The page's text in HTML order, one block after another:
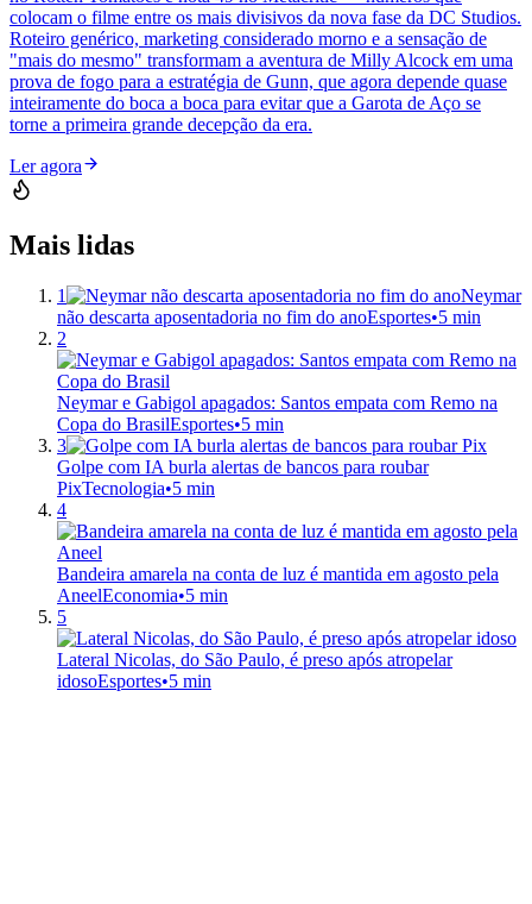
colocam o filme entre os mais divisivos da nova fase da DC Studios.
Roteiro genérico, marketing considerado morno e a sensação de
"mais do mesmo" transformam a aventura de Milly Alcock em uma
prova de fogo para a estratégia de Gunn, que agora depende quase
inteiramente do boca a boca para evitar que a Garota de Aço se
torne a primeira grande decepção da era.
Ler agora
Mais lidas
1
Neymar
não descarta aposentadoria no fim do anoEsportes•5 min
2
Neymar e Gabigol apagados: Santos empata com Remo na
Copa do BrasilEsportes•5 min
3
Golpe com IA burla alertas de bancos para roubar
PixTecnologia•5 min
4
Bandeira amarela na conta de luz é mantida em agosto pela
AneelEconomia•5 min
5
Lateral Nicolas, do São Paulo, é preso após atropelar
idosoEsportes•5 min